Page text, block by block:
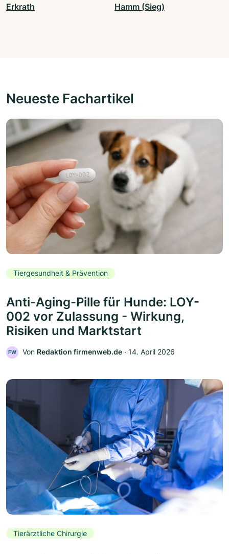
Erkrath Hamm (Sieg)
Neueste Fachartikel
Tiergesundheit & Prävention
Anti-Aging-Pille für Hunde: LOY-
002 vor Zulassung - Wirkung,
Risiken und Marktstart
FW Von Redaktion firmenweb.de ‧ 14. April 2026
Tierärztliche Chirurgie